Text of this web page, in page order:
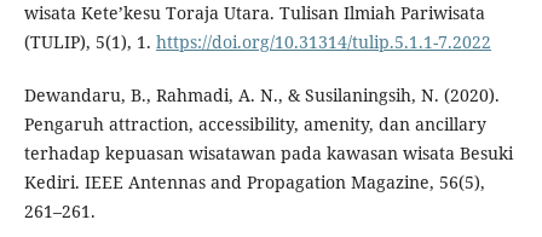
wisata Kete’kesu Toraja Utara. Tulisan Ilmiah Pariwisata
(TULIP), 5(1), 1. https://doi.org/10.31314/tulip.5.1.1-7.2022
Dewandaru, B., Rahmadi, A. N., & Susilaningsih, N. (2020).
Pengaruh attraction, accessibility, amenity, dan ancillary
terhadap kepuasan wisatawan pada kawasan wisata Besuki
Kediri. IEEE Antennas and Propagation Magazine, 56(5),
261–261.